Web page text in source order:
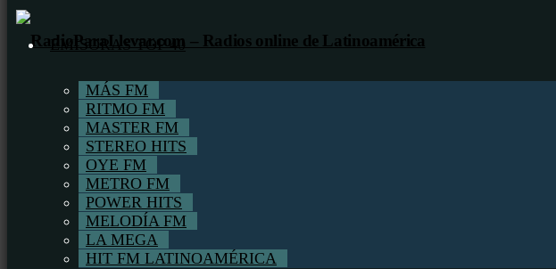
EMISORAS TOP 40
MÁS FM
RITMO FM
MASTER FM
STEREO HITS
OYE FM
METRO FM
POWER HITS
MELODÍA FM
LA MEGA
HIT FM LATINOAMÉRICA